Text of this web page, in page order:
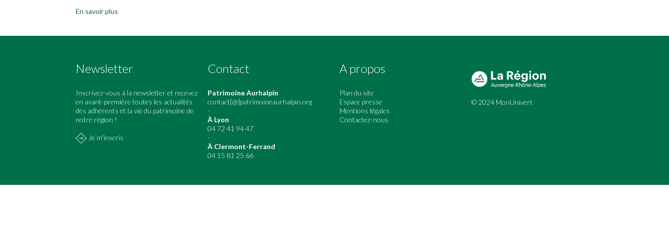
En savoir plus
Newsletter
Inscrivez-vous à la newsletter et recevez
en avant-première toutes les actualités
des adhérents et la vie du patrimoine de
notre région !
Je m'inscris
Contact
Patrimoine Aurhalpin
contact[@]patrimoineaurhalpin.org
-
À Lyon
04 72 41 94 47
-
À Clermont-Ferrand
04 15 81 25 66
A propos
Plan du site
Espace presse
Mentions légales
Contactez-nous
© 2024 MonUnivert